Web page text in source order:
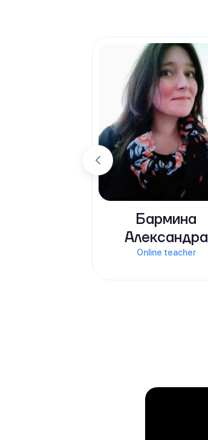
Бармина
Александра
Online teacher